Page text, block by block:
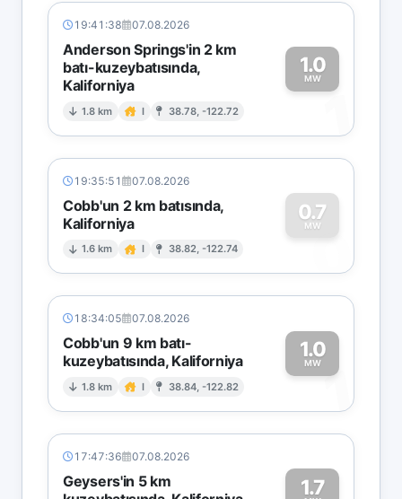
19:41:38 07.08.2026
Anderson Springs'in 2 km
batı-kuzeybatısında,
Kaliforniya
1.8 km I 38.78, -122.72
1.0
MW
1
19:35:51 07.08.2026
Cobb'un 2 km batısında,
Kaliforniya
1.6 km I 38.82, -122.74
0.7
MW
0
18:34:05 07.08.2026
Cobb'un 9 km batı-
kuzeybatısında, Kaliforniya
1.8 km I 38.84, -122.82
1.0
MW1
17:47:36 07.08.2026
Geysers'in 5 km
1.7